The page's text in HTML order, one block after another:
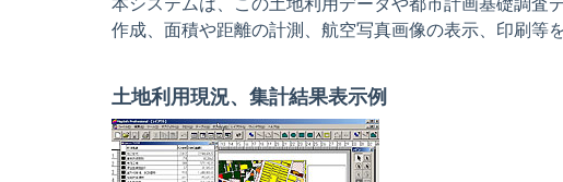
本システムは、この土地利用データや都市計画基礎調査
作成、面積や距離の計測、航空写真画像の表示、印刷等
土地利用現況、集計結果表示例